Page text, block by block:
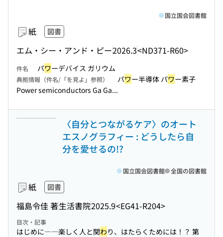
紙 図書
エム・シー・アンド・ピー2026.3<ND371-R60>
国立国会図書館
件名 パワーデバイス ガリウム
典拠情報（件名/「を見よ」参照） パワー半導体 パワー素子
Power semiconductors Ga Ga...
〈自分とつながるケア〉のオート
エスノグラフィー : どうしたら自
分を愛せるの!?
紙 図書
福島令佳 著生活書院2025.9<EG41-R204>
国立国会図書館 全国の図書館
目次・記事
はじめに――楽しく人と関わ り、はたらくためには！？ 第